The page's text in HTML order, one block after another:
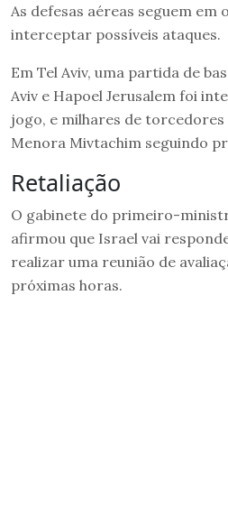
As defesas aéreas seguem em
interceptar possíveis ataques.
Em Tel Aviv, uma partida de
Aviv e Hapoel Jerusalem foi
jogo, e milhares de
Menora Mivtachim seguindo
Retaliação
O gabinete do primeiro-
afirmou que Israel vai
realizar uma reunião de
próximas horas.